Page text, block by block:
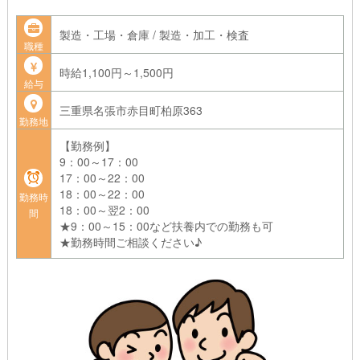
職種
製造・工場・倉庫 / 製造・加工・検査
給与
時給1,100円～1,500円
勤務地
三重県名張市赤目町柏原363
勤務時
間
【勤務例】
9：00～17：00
17：00～22：00
18：00～22：00
18：00～翌2：00
★9：00～15：00など扶養内での勤務も可
★勤務時間ご相談ください♪